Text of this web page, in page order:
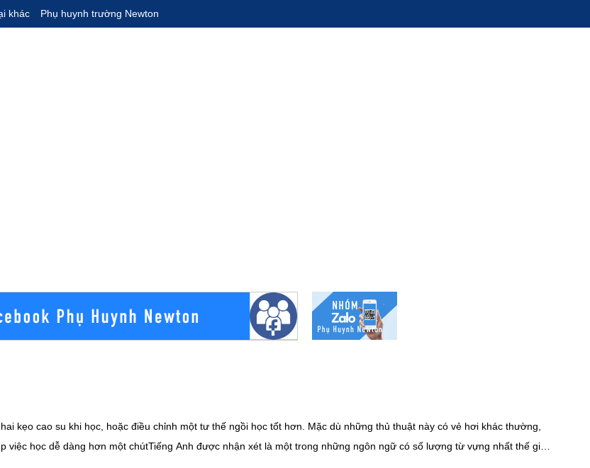
khác Phụ huynh trường Newton
kẹo cao su khi học, hoặc điều chỉnh một tư thế ngồi học tốt hơn. Mặc dù những thủ thuật này có vẻ hơi khác thường,
học dễ dàng hơn một chútTiếng Anh được nhận xét là một trong những ngôn ngữ có số lượng từ vựng nhất thế giới.